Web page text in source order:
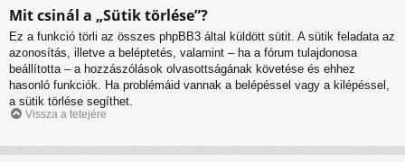
Mit csinál a „Sütik törlése”?
Ez a funkció törli az összes phpBB3 által küldött sütit. A sütik feladata az
azonosítás, illetve a beléptetés, valamint – ha a fórum tulajdonosa
beállította – a hozzászólások olvasottságának követése és ehhez
hasonló funkciók. Ha problémáid vannak a belépéssel vagy a kilépéssel,
a sütik törlése segíthet.
Vissza a tetejére